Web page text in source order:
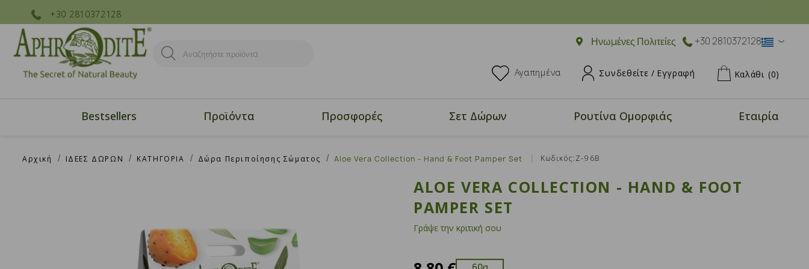
+30 2810372128
Ηνωμένες Πολιτείες +30 2810372128
Αγαπημένα Συνδεθείτε / Εγγραφή Καλάθι (0)
Bestsellers Προϊόντα Προσφορές Σετ Δώρων Ρουτίνα Ομορφιάς Εταιρία
Αρχική ΙΔΕΕΣ ΔΩΡΩΝ ΚΑΤΗΓΟΡΙΑ Δώρα Περιποίησης Σώματος Aloe Vera Collection - Hand & Foot Pamper Set Κωδικός:Z-96B
ALOE VERA COLLECTION - HAND & FOOT
PAMPER SET
Γράψε την κριτική σου